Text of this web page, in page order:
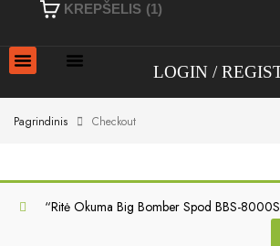
KREPŠELIS (1)
LOGIN
Pagrindinis Checkout
“Ritė Okuma Big Bomber Spod BBS-